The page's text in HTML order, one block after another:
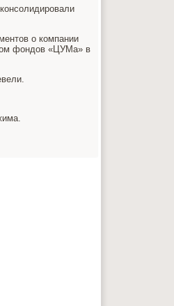
о компании
фондов «ЦУМа» в